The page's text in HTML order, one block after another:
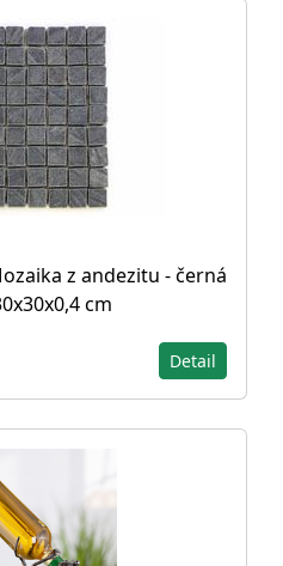
z andezitu - černá
cm
Detail